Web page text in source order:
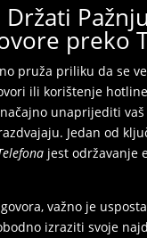
Pažnju
preko
pruža priliku da se
ili korištenje
unaprijediti
Jedan od
jest održavanje
važno je
izraziti svoje